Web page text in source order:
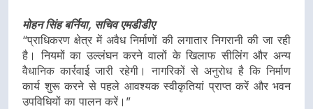
मोहन सिंह बर्निया, सचिव एमडीडीए
“प्राधिकरण क्षेत्र में अवैध निर्माणों की लगातार निगरानी की जा रही
है। नियमों का उल्लंघन करने वालों के खिलाफ सीलिंग और अन्य
वैधानिक कार्रवाई जारी रहेगी। नागरिकों से अनुरोध है कि निर्माण
कार्य शुरू करने से पहले आवश्यक स्वीकृतियां प्राप्त करें और भवन
उपविधियों का पालन करें।”